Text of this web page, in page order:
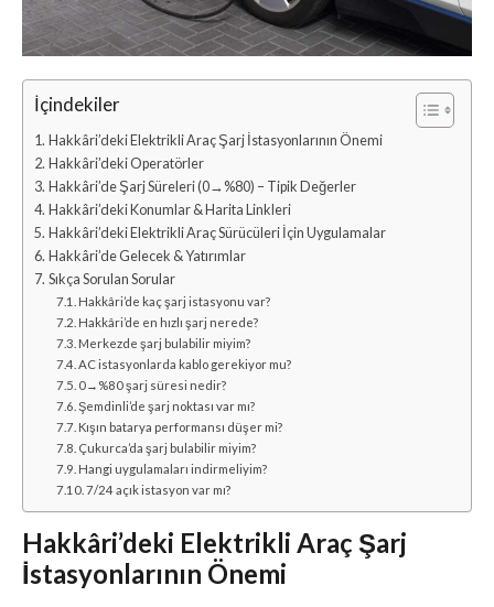
İçindekiler
Hakkâri’deki Elektrikli Araç Şarj İstasyonlarının Önemi
Hakkâri’deki Operatörler
Hakkâri’de Şarj Süreleri (0→%80) – Tipik Değerler
Hakkâri’deki Konumlar & Harita Linkleri
Hakkâri’deki Elektrikli Araç Sürücüleri İçin Uygulamalar
Hakkâri’de Gelecek & Yatırımlar
Sıkça Sorulan Sorular
Hakkâri’de kaç şarj istasyonu var?
Hakkâri’de en hızlı şarj nerede?
Merkezde şarj bulabilir miyim?
AC istasyonlarda kablo gerekiyor mu?
0→%80 şarj süresi nedir?
Şemdinli’de şarj noktası var mı?
Kışın batarya performansı düşer mi?
Çukurca’da şarj bulabilir miyim?
Hangi uygulamaları indirmeliyim?
7/24 açık istasyon var mı?
Hakkâri’deki Elektrikli Araç Şarj
İstasyonlarının Önemi